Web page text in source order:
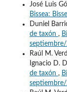
José Luis
Bissea:
Duniel
de taxón ,
Raúl M.
Ignacio D.
de taxón ,